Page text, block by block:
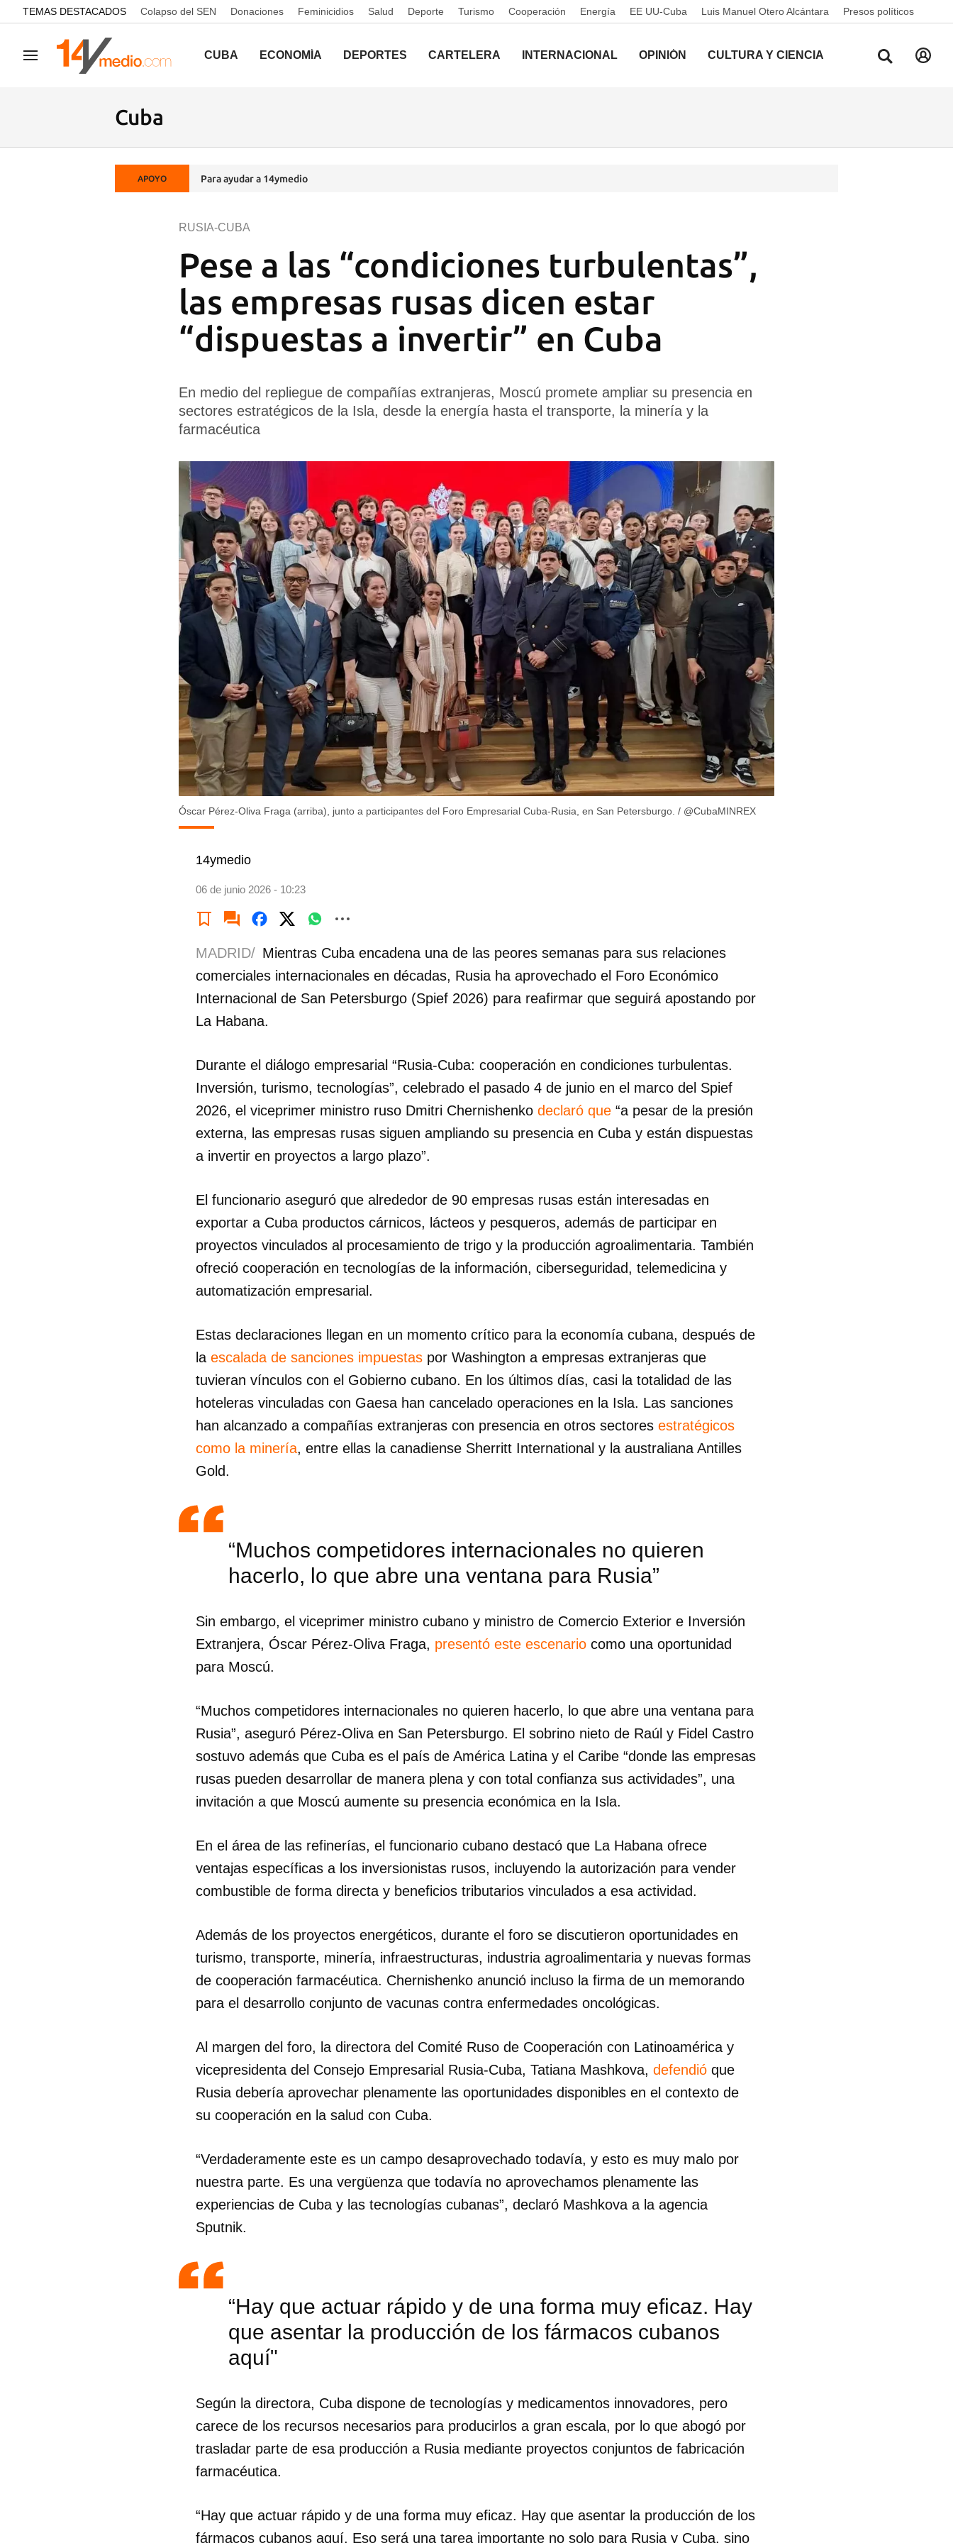
common.go-to-content
TEMAS DESTACADOS Colapso del SEN Donaciones Feminicidios Salud Deporte Turismo Cooperación Energía EE UU-Cuba Luis Manuel Otero Alcántara Presos políticos
Navegación CUBA ECONOMÍA DEPORTES CARTELERA INTERNACIONAL OPINIÓN CULTURA Y CIENCIA
Cuba
APOYO Para ayudar a 14ymedio
Pese a las “condiciones turbulentas”,
las empresas rusas dicen estar
“dispuestas a invertir” en Cuba
RUSIA-CUBA
En medio del repliegue de compañías extranjeras, Moscú promete ampliar su presencia en
sectores estratégicos de la Isla, desde la energía hasta el transporte, la minería y la
farmacéutica
Óscar Pérez-Oliva Fraga (arriba), junto a participantes del Foro Empresarial Cuba-Rusia, en San Petersburgo. / @CubaMINREX
14ymedio
06 de junio 2026 - 10:23
Guardar como favorito
Para poder guardar como favorito, primero has de iniciar sesión con tu
cuenta de 14ymedio.
INICIAR SESIÓN CANCELAR
MADRID/ Mientras Cuba encadena una de las peores semanas para sus relaciones
comerciales internacionales en décadas, Rusia ha aprovechado el Foro Económico
Internacional de San Petersburgo (Spief 2026) para reafirmar que seguirá apostando por
La Habana.
Durante el diálogo empresarial “Rusia-Cuba: cooperación en condiciones turbulentas.
Inversión, turismo, tecnologías”, celebrado el pasado 4 de junio en el marco del Spief
2026, el viceprimer ministro ruso Dmitri Chernishenko declaró que “a pesar de la presión
externa, las empresas rusas siguen ampliando su presencia en Cuba y están dispuestas
a invertir en proyectos a largo plazo”.
El funcionario aseguró que alrededor de 90 empresas rusas están interesadas en
exportar a Cuba productos cárnicos, lácteos y pesqueros, además de participar en
proyectos vinculados al procesamiento de trigo y la producción agroalimentaria. También
ofreció cooperación en tecnologías de la información, ciberseguridad, telemedicina y
automatización empresarial.
Estas declaraciones llegan en un momento crítico para la economía cubana, después de
la escalada de sanciones impuestas por Washington a empresas extranjeras que
tuvieran vínculos con el Gobierno cubano. En los últimos días, casi la totalidad de las
hoteleras vinculadas con Gaesa han cancelado operaciones en la Isla. Las sanciones
han alcanzado a compañías extranjeras con presencia en otros sectores estratégicos
como la minería, entre ellas la canadiense Sherritt International y la australiana Antilles
Gold.
“Muchos competidores internacionales no quieren
hacerlo, lo que abre una ventana para Rusia”
Sin embargo, el viceprimer ministro cubano y ministro de Comercio Exterior e Inversión
Extranjera, Óscar Pérez-Oliva Fraga, presentó este escenario como una oportunidad
para Moscú.
“Muchos competidores internacionales no quieren hacerlo, lo que abre una ventana para
Rusia”, aseguró Pérez-Oliva en San Petersburgo. El sobrino nieto de Raúl y Fidel Castro
sostuvo además que Cuba es el país de América Latina y el Caribe “donde las empresas
rusas pueden desarrollar de manera plena y con total confianza sus actividades”, una
invitación a que Moscú aumente su presencia económica en la Isla.
En el área de las refinerías, el funcionario cubano destacó que La Habana ofrece
ventajas específicas a los inversionistas rusos, incluyendo la autorización para vender
combustible de forma directa y beneficios tributarios vinculados a esa actividad.
Además de los proyectos energéticos, durante el foro se discutieron oportunidades en
turismo, transporte, minería, infraestructuras, industria agroalimentaria y nuevas formas
de cooperación farmacéutica. Chernishenko anunció incluso la firma de un memorando
para el desarrollo conjunto de vacunas contra enfermedades oncológicas.
Al margen del foro, la directora del Comité Ruso de Cooperación con Latinoamérica y
vicepresidenta del Consejo Empresarial Rusia-Cuba, Tatiana Mashkova, defendió que
Rusia debería aprovechar plenamente las oportunidades disponibles en el contexto de
su cooperación en la salud con Cuba.
“Verdaderamente este es un campo desaprovechado todavía, y esto es muy malo por
nuestra parte. Es una vergüenza que todavía no aprovechamos plenamente las
experiencias de Cuba y las tecnologías cubanas”, declaró Mashkova a la agencia
Sputnik.
“Hay que actuar rápido y de una forma muy eficaz. Hay
que asentar la producción de los fármacos cubanos
aquí"
Según la directora, Cuba dispone de tecnologías y medicamentos innovadores, pero
carece de los recursos necesarios para producirlos a gran escala, por lo que abogó por
trasladar parte de esa producción a Rusia mediante proyectos conjuntos de fabricación
farmacéutica.
“Hay que actuar rápido y de una forma muy eficaz. Hay que asentar la producción de los
fármacos cubanos aquí. Eso será una tarea importante no solo para Rusia y Cuba, sino